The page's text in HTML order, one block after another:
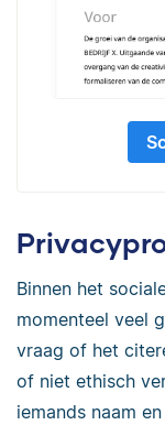
Binnen het
momenteel veel
vraag of het
of niet ethisch
iemands naam